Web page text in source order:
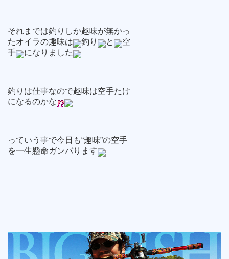
それまでは釣りしか趣味が無かっ
たオイラの趣味は
釣り と
空
手
になりました
釣りは仕事なので趣味は空手たけ
になるのかな
っていう事で今日も“趣味”の空手
を一生懸命ガンバります